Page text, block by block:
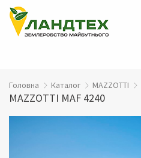
Головна Каталог MAZZOTTI
MAZZOTTI MAF 4240